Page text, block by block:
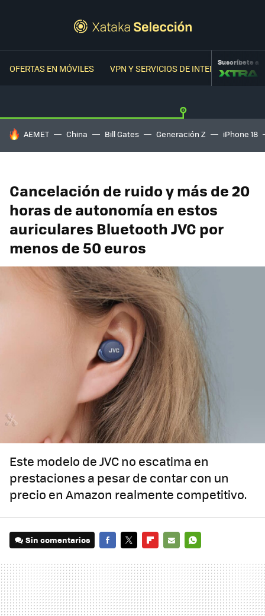
OFERTAS EN MÓVILES VPN Y SERVICIOS DE INTERNETSuscríbete a
HOY SE HABLA DE
AEMET China Bill Gates Generación Z iPhone 18
Cancelación de ruido y más de 20
horas de autonomía en estos
auriculares Bluetooth JVC por
menos de 50 euros
Este modelo de JVC no escatima en
prestaciones a pesar de contar con un
precio en Amazon realmente competitivo.
Sin comentarios
MAIL